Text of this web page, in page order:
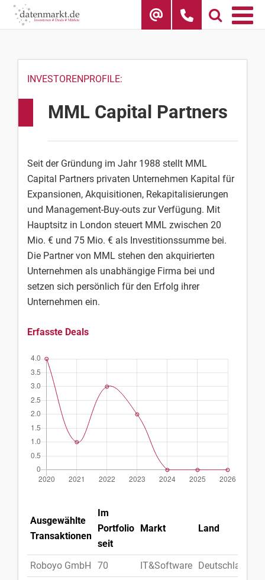
Skip
INVESTORENPROFILE:
MML Capital Partners
Seit der Gründung im Jahr 1988 stellt MML
Capital Partners privaten Unternehmen Kapital für
Expansionen, Akquisitionen, Rekapitalisierungen
und Management-Buy-outs zur Verfügung. Mit
Hauptsitz in London steuert MML zwischen 20
Mio. € und 75 Mio. € als Investitionssumme bei.
Die Partner von MML stehen den akquirierten
Unternehmen als unabhängige Firma bei und
setzen sich persönlich für den Erfolg ihrer
Unternehmen ein.
Erfasste Deals
Ausgewählte
Transaktionen
Im
Portfolio
seit
Markt Land
Roboyo GmbH 70 IT&Software Deutschland